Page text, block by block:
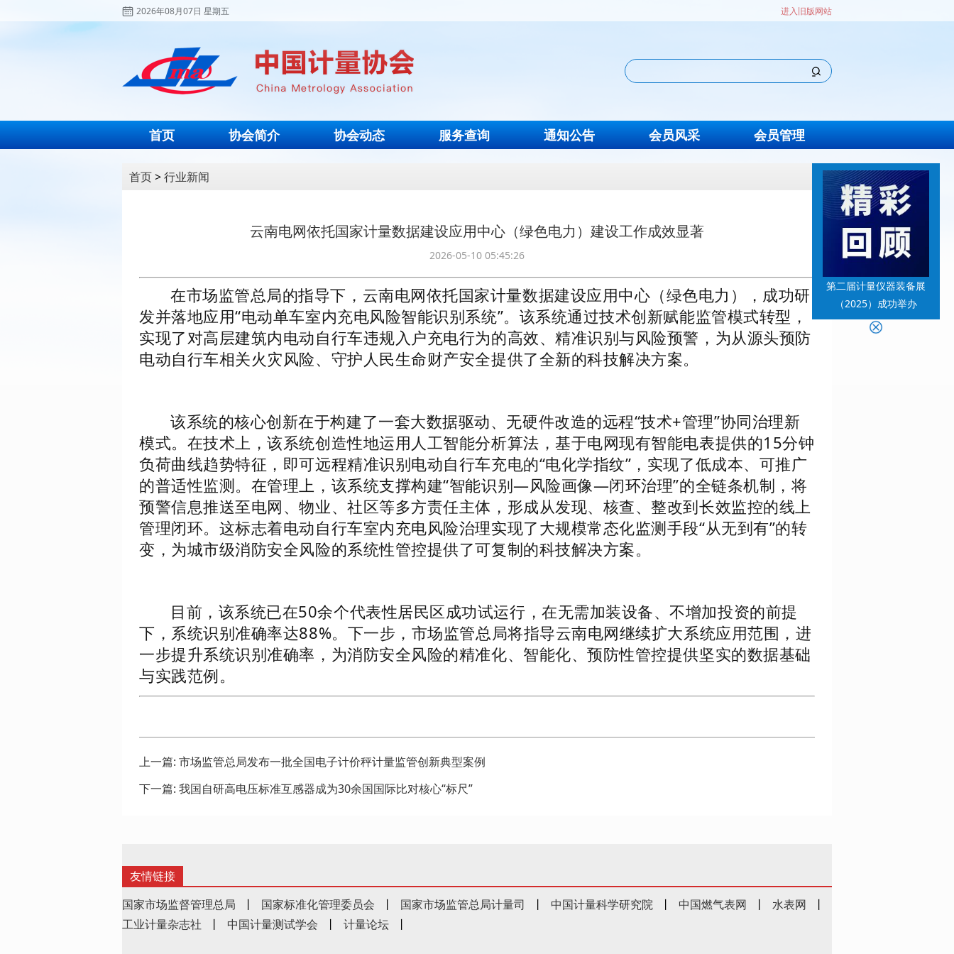
2026年08月07日 星期五 进入旧版网站
首页 协会简介 协会动态 服务查询 通知公告 会员风采 会员管理
第二届计量仪器装备展
（2025）成功举办
首页>行业新闻
云南电网依托国家计量数据建设应用中心（绿色电力）建设工作成效显著
2026-05-10 05:45:26
在市场监管总局的指导下，云南电网依托国家计量数据建设应用中心（绿色电力），成功研
发并落地应用“电动单车室内充电风险智能识别系统”。该系统通过技术创新赋能监管模式转型，
实现了对高层建筑内电动自行车违规入户充电行为的高效、精准识别与风险预警，为从源头预防
电动自行车相关火灾风险、守护人民生命财产安全提供了全新的科技解决方案。
该系统的核心创新在于构建了一套大数据驱动、无硬件改造的远程“技术+管理”协同治理新
模式。在技术上，该系统创造性地运用人工智能分析算法，基于电网现有智能电表提供的15分钟
负荷曲线趋势特征，即可远程精准识别电动自行车充电的“电化学指纹”，实现了低成本、可推广
的普适性监测。在管理上，该系统支撑构建“智能识别—风险画像—闭环治理”的全链条机制，将
预警信息推送至电网、物业、社区等多方责任主体，形成从发现、核查、整改到长效监控的线上
管理闭环。这标志着电动自行车室内充电风险治理实现了大规模常态化监测手段“从无到有”的转
变，为城市级消防安全风险的系统性管控提供了可复制的科技解决方案。
目前，该系统已在50余个代表性居民区成功试运行，在无需加装设备、不增加投资的前提
下，系统识别准确率达88%。下一步，市场监管总局将指导云南电网继续扩大系统应用范围，进
一步提升系统识别准确率，为消防安全风险的精准化、智能化、预防性管控提供坚实的数据基础
与实践范例。
上一篇: 市场监管总局发布一批全国电子计价秤计量监管创新典型案例
下一篇: 我国自研高电压标准互感器成为30余国国际比对核心“标尺”
友情链接
国家市场监督管理总局
丨 国家标准化管理委员会 丨 国家市场监管总局计量司 丨 中国计量科学研究院 丨 中国燃气表网 丨 水表网
丨
工业计量杂志社
丨 中国计量测试学会 丨 计量论坛 丨